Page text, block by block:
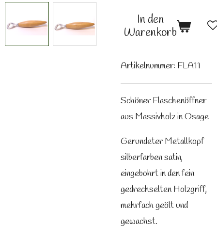
In den
Warenkorb
Artikelnummer: FLA11
Schöner Flaschenöffner
aus Massivholz in Osage
Gerundeter Metallkopf
silberfarben satin,
eingebohrt in den fein
gedrechselten Holzgriff,
mehrfach geölt und
gewachst.